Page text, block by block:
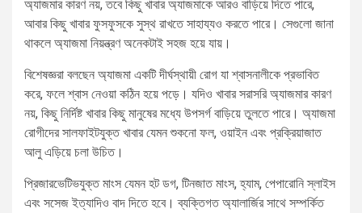
অ্যাজমার কারণ নয়, তবে কিছু খাবার অ্যাজমাকে আরও বাড়িয়ে দিতে পারে,
আবার কিছু খাবার ফুসফুসকে সুস্থ রাখতে সাহায্যও করতে পারে। সেগুলো জানা
থাকলে অ্যাজমা নিয়ন্ত্রণ অনেকটাই সহজ হয়ে যায়।
বিশেষজ্ঞরা বলছেন অ্যাজমা একটি দীর্ঘস্থায়ী রোগ যা শ্বাসনালীকে প্রভাবিত
করে, ফলে শ্বাস নেওয়া কঠিন হয়ে পড়ে। যদিও খাবার সরাসরি অ্যাজমার কারণ
নয়, কিছু নির্দিষ্ট খাবার কিছু মানুষের মধ্যে উপসর্গ বাড়িয়ে তুলতে পারে। অ্যাজমা
রোগীদের সালফাইটযুক্ত খাবার যেমন শুকনো ফল, ওয়াইন এবং প্রক্রিয়াজাত
আলু এড়িয়ে চলা উচিত।
প্রিজারভেটিভযুক্ত মাংস যেমন হট ডগ, টিনজাত মাংস, হ্যাম, পেপারোনি স্লাইস
এবং সসেজ ইত্যাদিও বাদ দিতে হবে। ব্যক্তিগত অ্যালার্জির সাথে সম্পর্কিত